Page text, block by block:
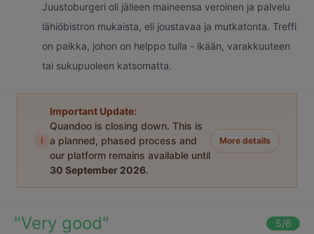
Juustoburgeri oli jälleen maineensa veroinen ja palvelu
lähiöbistron mukaista, eli joustavaa ja mutkatonta. Treffi
on paikka, johon on helppo tulla - ikään, varakkuuteen
tai sukupuoleen katsomatta.
i
Important Update:
Quandoo is closing down. This is
a planned, phased process and
our platform remains available until
30 September 2026.
More details
"Very good" 5/6